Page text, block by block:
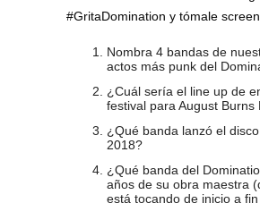
#GritaDomination y tómale
Nombra 4 bandas de
actos más punk del
¿Cuál sería el line up de
festival para August Burns
¿Qué banda lanzó el disco
2018?
¿Qué banda del
años de su obra maestra
está tocando de inicio a